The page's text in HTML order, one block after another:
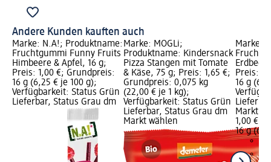
Andere Kunden kauften auch
Marke: N.A!; Produktname:
Fruchtgummi Funny Fruits
Himbeere & Apfel, 16 g;
Preis: 1,00 €; Grundpreis:
16 g (6,25 € je 100 g);
Verfügbarkeit: Status Grün
Lieferbar, Status Grau dm
Marke: MOGLi;
Produktname: Kindersnack
Pizza Stangen mit Tomate
& Käse, 75 g; Preis: 1,65 €;
Grundpreis: 0,075 kg
(22,00 € je 1 kg);
Verfügbarkeit: Status Grün
Lieferbar, Status Grau dm
Markt wählen
Marke:
Preis:
16 g
Markt
1,00 €
16 g